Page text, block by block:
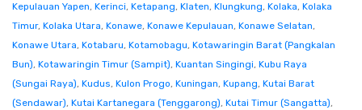
Kepulauan Yapen, Kerinci, Ketapang, Klaten, Klungkung, Kolaka, Kolaka
Timur, Kolaka Utara, Konawe, Konawe Kepulauan, Konawe Selatan,
Konawe Utara, Kotabaru, Kotamobagu, Kotawaringin Barat (Pangkalan
Bun), Kotawaringin Timur (Sampit), Kuantan Singingi, Kubu Raya
(Sungai Raya), Kudus, Kulon Progo, Kuningan, Kupang, Kutai Barat
(Sendawar), Kutai Kartanegara (Tenggarong), Kutai Timur (Sangatta),